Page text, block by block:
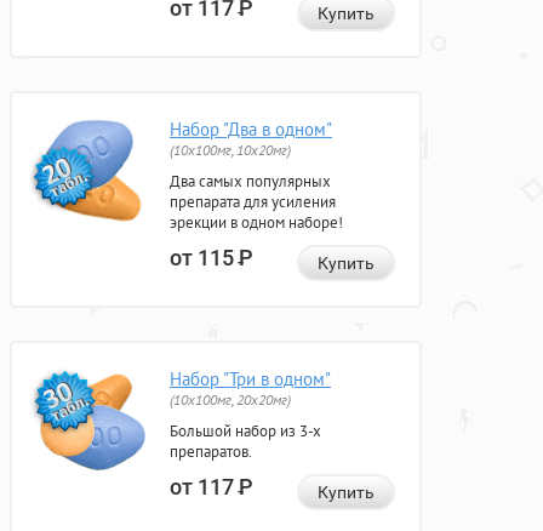
от 117Р Купить
Набор "Два в одном"
(10x100мг, 10x20мг)
Два самых популярных
препарата для усиления
эрекции в одном наборе!
от 115Р Купить
Набор "Три в одном"
(10x100мг, 20x20мг)
Большой набор из 3-х
препаратов.
от 117Р Купить